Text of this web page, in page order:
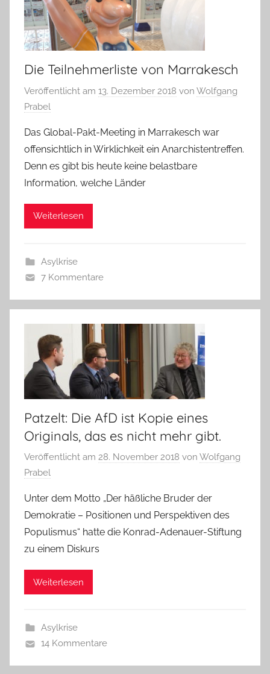
Die Teilnehmerliste von Marrakesch
Veröffentlicht am 13. Dezember 2018 von Wolfgang
Prabel
Das Global-Pakt-Meeting in Marrakesch war
offensichtlich in Wirklichkeit ein Anarchistentreffen.
Denn es gibt bis heute keine belastbare
Information, welche Länder
Weiterlesen
Asylkrise
7 Kommentare
Patzelt: Die AfD ist Kopie eines
Originals, das es nicht mehr gibt.
Veröffentlicht am 28. November 2018 von Wolfgang
Prabel
Unter dem Motto „Der häßliche Bruder der
Demokratie – Positionen und Perspektiven des
Populismus“ hatte die Konrad-Adenauer-Stiftung
zu einem Diskurs
Weiterlesen
Asylkrise
14 Kommentare